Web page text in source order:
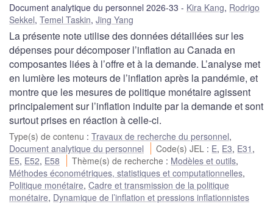
Document analytique du personnel 2026-33 Kira Kang, Rodrigo
Sekkel, Temel Taskin, Jing Yang
La présente note utilise des données détaillées sur les
dépenses pour décomposer l’inflation au Canada en
composantes liées à l’offre et à la demande. L’analyse met
en lumière les moteurs de l’inflation après la pandémie, et
montre que les mesures de politique monétaire agissent
principalement sur l’inflation induite par la demande et sont
surtout prises en réaction à celle-ci.
Type(s) de contenu : Travaux de recherche du personnel,
Document analytique du personnel
Code(s) JEL : E, E3, E31 ,
E5, E52, E58 Thème(s) de recherche : Modèles et outils,
Méthodes économétriques, statistiques et computationnelles,
Politique monétaire, Cadre et transmission de la politique
monétaire, Dynamique de l’inflation et pressions inflationnistes